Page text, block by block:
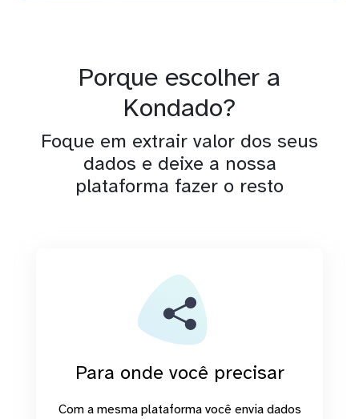
Porque escolher a
Kondado?
Foque em extrair valor dos seus
dados e deixe a nossa
plataforma fazer o resto
Para onde você precisar
Com a mesma plataforma você envia dados